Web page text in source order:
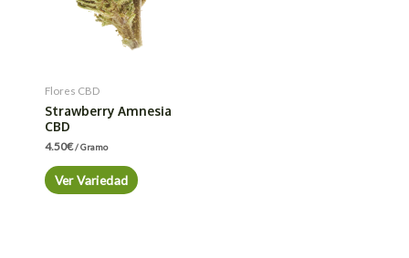
Flores CBD
Strawberry Amnesia
CBD
4.50€/ Gramo
Ver Variedad